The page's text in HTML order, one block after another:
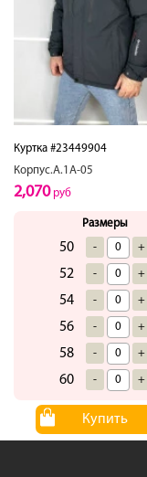
Куртка #23449904
Корпус.А.1А-05
2,070руб
Размеры
50 - +
52 - +
54 - +
56 - +
58 - +
60 - +
Купить